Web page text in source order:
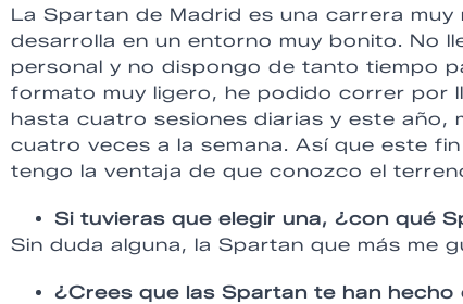
La Spartan de Madrid es una carrera
desarrolla en un entorno muy bonito. No
personal y no dispongo de tanto tiempo
formato muy ligero, he podido correr por
hasta cuatro sesiones diarias y este año,
cuatro veces a la semana. Así que este
tengo la ventaja de que conozco el
Si tuvieras que elegir una, ¿con qué
Sin duda alguna, la Spartan que más me
¿Crees que las Spartan te han